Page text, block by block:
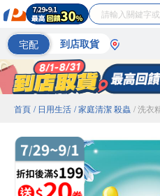
宅配 到店取貨
首頁 / 日用生活 / 家庭清潔 殺蟲 / 洗衣